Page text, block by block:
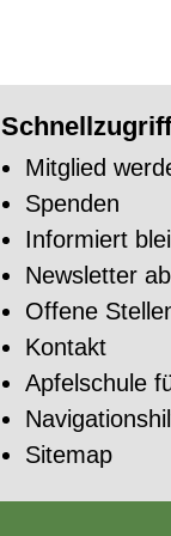
Mitglied
Spenden
Informiert
Newsletter
Offene
Kontakt
Apfelschule
Sitemap